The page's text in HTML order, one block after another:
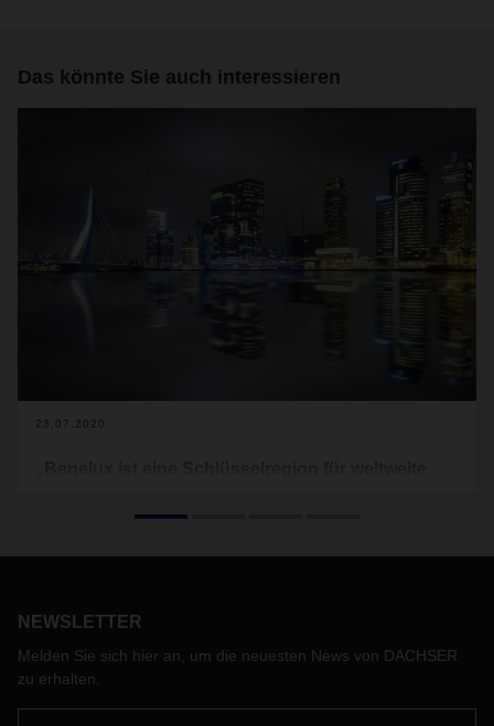
Das könnte Sie auch interessieren
23.07.2020
Märkte und eine geografisch optimale Lage – Benelux bietet
die Bedeutung von Ausbildung, die Auswirkungen der
NEWSLETTER
Melden Sie sich hier an, um die neuesten News von DACHSER
zu erhalten.